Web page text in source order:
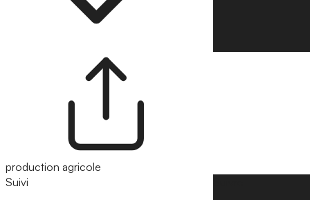
production agricole
Suivi